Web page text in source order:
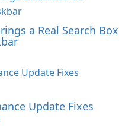
a Real Search Box
Update Fixes